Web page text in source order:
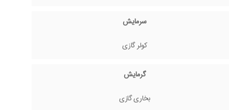
سرمایش
کولر گازی
گرمایش
بخاری گازی